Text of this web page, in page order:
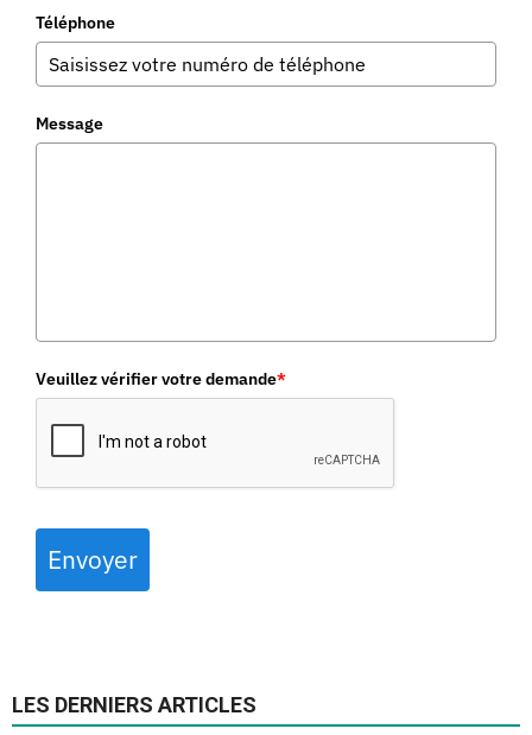
Téléphone
Message
Veuillez vérifier votre demande*
Envoyer
LES DERNIERS ARTICLES